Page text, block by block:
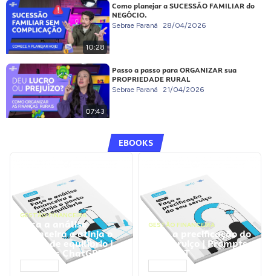
10:28
Como planejar a SUCESSÃO FAMILIAR do
NEGÓCIO.
Sebrae Paraná 28/04/2026
07:43
Passo a passo para ORGANIZAR sua
PROPRIEDADE RURAL
Sebrae Paraná 21/04/2026
EBOOKS
GESTÃO FINANCEIRA
Faça a análise
financeira e atinja o
ponto de equilíbrio |
Prompts ChatGPT
GESTÃO FINANCEIRA
Faça a precificação do
seu serviço | Prompts
ChatGPT